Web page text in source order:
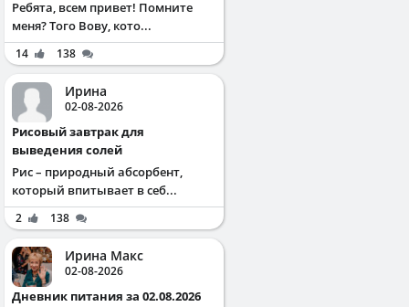
Ребята, всем привет! Помните
меня? Того Вову, кото...
14 138
Ирина
02-08-2026
Рисовый завтрак для
выведения солей
Рис – природный абсорбент,
который впитывает в себ...
2 138
Ирина Макс
02-08-2026
Дневник питания за 02.08.2026